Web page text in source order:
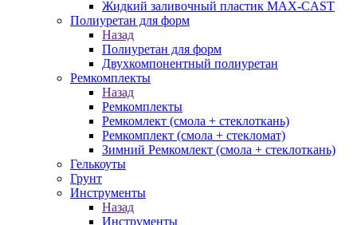
Жидкий заливочный пластик MAX-CAST
Полиуретан для форм
Назад
Полиуретан для форм
Двухкомпонентный полиуретан
Ремкомплекты
Назад
Ремкомплекты
Ремкомлект (смола + стеклоткань)
Ремкомплект (смола + стекломат)
Зимний Ремкомлект (смола + стеклоткань)
Гелькоуты
Грунт
Инструменты
Назад
Инструменты